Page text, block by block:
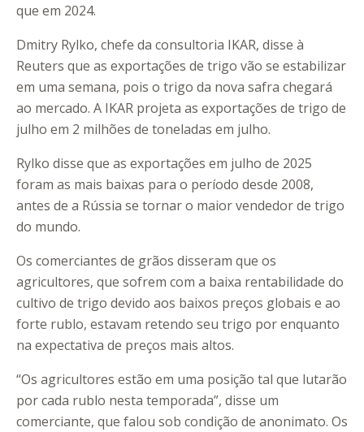
que em 2024.
Dmitry Rylko, chefe da consultoria IKAR, disse à
Reuters que as exportações de trigo vão se estabilizar
em uma semana, pois o trigo da nova safra chegará
ao mercado. A IKAR projeta as exportações de trigo de
julho em 2 milhões de toneladas em julho.
Rylko disse que as exportações em julho de 2025
foram as mais baixas para o período desde 2008,
antes de a Rússia se tornar o maior vendedor de trigo
do mundo.
Os comerciantes de grãos disseram que os
agricultores, que sofrem com a baixa rentabilidade do
cultivo de trigo devido aos baixos preços globais e ao
forte rublo, estavam retendo seu trigo por enquanto
na expectativa de preços mais altos.
“Os agricultores estão em uma posição tal que lutarão
por cada rublo nesta temporada”, disse um
comerciante, que falou sob condição de anonimato. Os